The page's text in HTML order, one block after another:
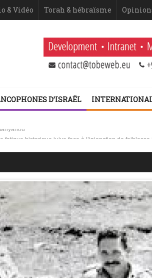
& Vidéo Torah & hébraïsme
D’ISRAËL
fatigue historique juive face à l’injonction de faiblesse ?
volet (Dominique Moïsi)